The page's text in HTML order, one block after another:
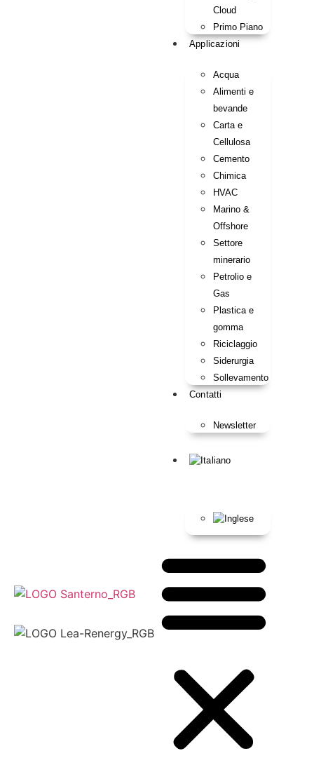
Cloud
Primo Piano
Applicazioni
Acqua
Alimenti e
bevande
Carta e
Cellulosa
Cemento
Chimica
HVAC
Marino &
Offshore
Settore
minerario
Petrolio e
Gas
Plastica e
gomma
Riciclaggio
Siderurgia
Sollevamento
Contatti
Newsletter